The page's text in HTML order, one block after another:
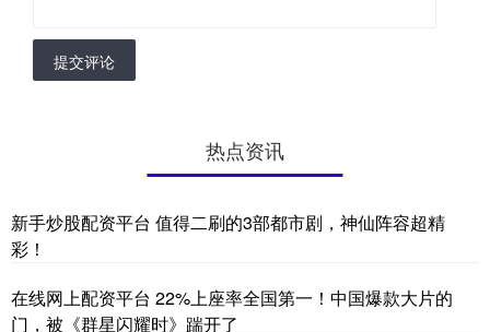
提交评论
热点资讯
新手炒股配资平台 值得二刷的3部都市剧，神仙阵容超精
彩！
在线网上配资平台 22%上座率全国第一！中国爆款大片的
门，被《群星闪耀时》踹开了